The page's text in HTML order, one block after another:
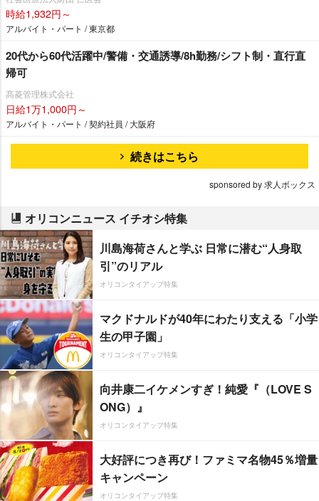
時給1,932円～
アルバイト・パート / 東京都
20代から60代活躍中/警備・交通誘導/8h勤務/シフト制・直行直
帰可
髙菱管理株式会社
日給1万1,000円～
アルバイト・パート / 契約社員 / 大阪府
続きはこちら
sponsored by 求人ボックス
オリコンニュース イチオシ特集
川島海荷さんと学ぶ 日常に潜む“人身取
引”のリアル
オリコンタイアップ特集
マクドナルドが40年にわたり支える「小学
生の甲子園」
オリコンタイアップ特集
向井康二イケメンすぎ！純愛『（LOVE S
ONG）』
オリコンタイアップ特集
大好評につき再び！ファミマ名物45％増量
キャンペーン
オリコンタイアップ特集